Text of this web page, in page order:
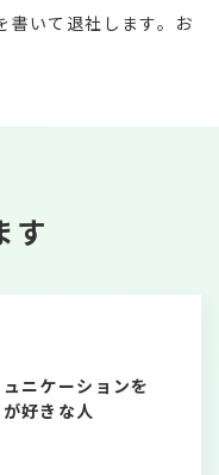
書いて退社します。お
す
ニケーションを
好きな人